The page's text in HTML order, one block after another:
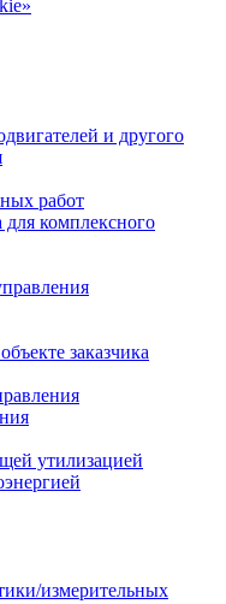
и другого
работ
для комплексного
заказчика
утилизацией
измерительных